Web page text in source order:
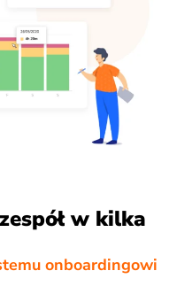
w kilka
onboardingowi